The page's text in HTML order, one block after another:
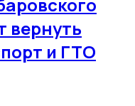
вернуть
и ГТО